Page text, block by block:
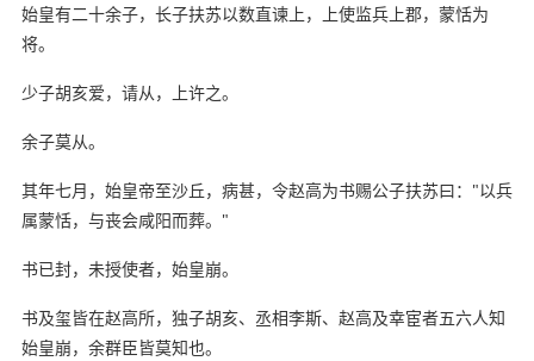
始皇有二十余子，长子扶苏以数直谏上，上使监兵上郡，蒙恬为
将。
少子胡亥爱，请从，上许之。
余子莫从。
其年七月，始皇帝至沙丘，病甚，令赵高为书赐公子扶苏曰："以兵
属蒙恬，与丧会咸阳而葬。"
书已封，未授使者，始皇崩。
书及玺皆在赵高所，独子胡亥、丞相李斯、赵高及幸宦者五六人知
始皇崩，余群臣皆莫知也。